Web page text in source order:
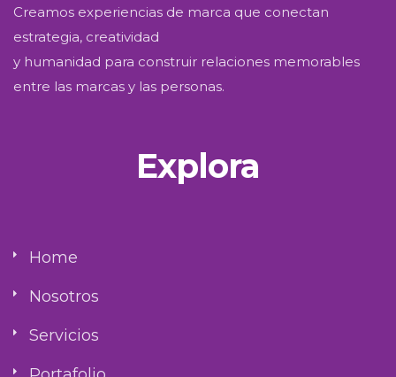
Creamos experiencias de marca que conectan
estrategia, creatividad
y humanidad para construir relaciones memorables
entre las marcas y las personas.
Explora
Home
Nosotros
Servicios